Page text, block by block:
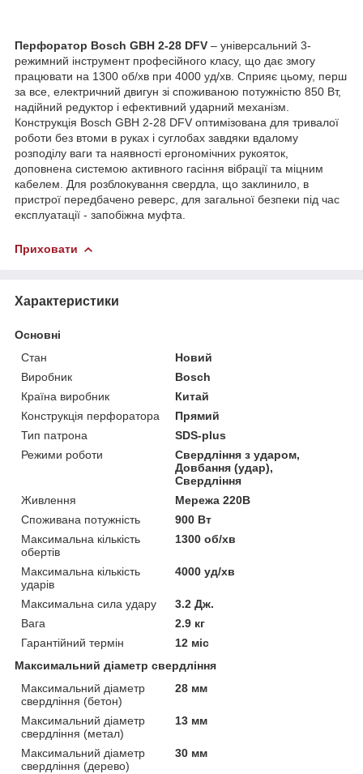
Перфоратор Bosch GBH 2-28 DFV – універсальний 3-
режимний інструмент професійного класу, що дає змогу
працювати на 1300 об/хв при 4000 уд/хв. Сприяє цьому, перш
за все, електричний двигун зі споживаною потужністю 850 Вт,
надійний редуктор і ефективний ударний механізм.
Конструкція Bosch GBH 2-28 DFV оптимізована для тривалої
роботи без втоми в руках і суглобах завдяки вдалому
розподілу ваги та наявності ергономічних рукояток,
доповнена системою активного гасіння вібрації та міцним
кабелем. Для розблокування свердла, що заклинило, в
пристрої передбачено реверс, для загальної безпеки під час
експлуатації - запобіжна муфта.
Приховати
Характеристики
Основні
Стан
Новий
Виробник
Bosch
Країна виробник
Китай
Конструкція перфоратора
Прямий
Тип патрона
SDS-plus
Режими роботи
Свердління з ударом,
Довбання (удар),
Свердління
Живлення
Мережа 220В
Споживана потужність
900 Вт
Максимальна кількість
обертів
1300 об/хв
Максимальна кількість
ударів
4000 уд/хв
Максимальна сила удару
3.2 Дж.
Вага
2.9 кг
Гарантійний термін
12 міс
Максимальний діаметр свердління
Максимальний діаметр
свердління (бетон)
28 мм
Максимальний діаметр
свердління (метал)
13 мм
Максимальний діаметр
свердління (дерево)
30 мм